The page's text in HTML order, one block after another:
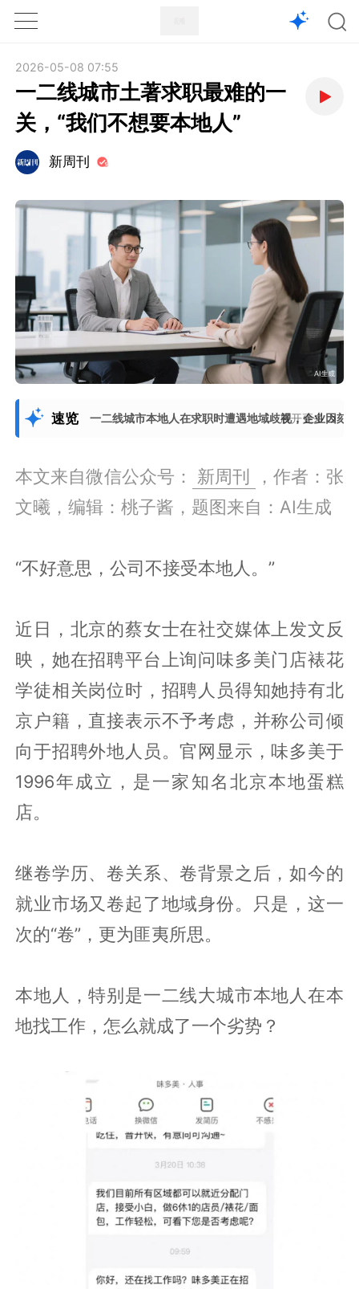
1X
2026-05-08 07:55
一二线城市土著求职最难的一
关，“我们不想要本地人”
新周刊
速览 一二线城市本地人在求职时遭遇地域歧视，企业因刻
展开更多
本文来自微信公众号： 新周刊
，作者：张
文曦，编辑：桃子酱，题图来自：AI生成
“不好意思，公司不接受本地人。”
近日，北京的蔡女士在社交媒体上发文反
映，她在招聘平台上询问味多美门店裱花
学徒相关岗位时，招聘人员得知她持有北
京户籍，直接表示不予考虑，并称公司倾
向于招聘外地人员。官网显示，味多美于
1996年成立，是一家知名北京本地蛋糕
店。
继卷学历、卷关系、卷背景之后，如今的
就业市场又卷起了地域身份。只是，这一
次的“卷”，更为匪夷所思。
本地人，特别是一二线大城市本地人在本
地找工作，怎么就成了一个劣势？